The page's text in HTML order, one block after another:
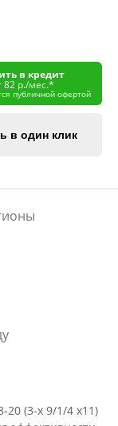
в кредит
82 р./мес.*
публичной офертой
в один клик
(3-х 9/1/4 х11)